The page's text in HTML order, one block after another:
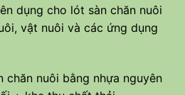
dụng cho lót sàn chăn nuôi
vật nuôi và các ứng dụng
nuôi bằng nhựa nguyên